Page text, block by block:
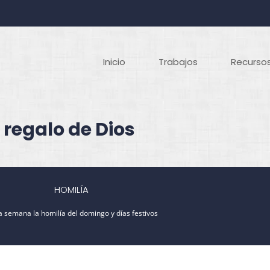
de Dios
Inicio Trabajos
HOMILÍA
semana la homilía del domingo y días festivos